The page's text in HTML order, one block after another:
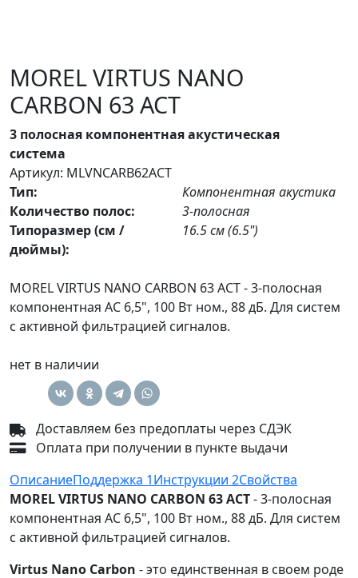
MOREL VIRTUS NANO
CARBON 63 ACT
3 полосная компонентная акустическая
система
Артикул: MLVNCARB62ACT
Тип:
Компонентная акустика
Количество полос:
3-полосная
Типоразмер (см /
дюймы):
16.5 см (6.5")
MOREL VIRTUS NANO CARBON 63 ACT - 3-полосная
компонентная АС 6,5", 100 Вт ном., 88 дБ. Для систем
с активной фильтрацией сигналов.
нет в наличии
Доставляем без предоплаты через СДЭК
Оплата при получении в пункте выдачи
ОписаниеПоддержка 1Инструкции 2Свойства
MOREL VIRTUS NANO CARBON 63 ACT- 3-полосная
компонентная АС 6,5", 100 Вт ном., 88 дБ. Для систем
с активной фильтрацией сигналов.
Virtus Nano Carbon - это единственная в своем роде